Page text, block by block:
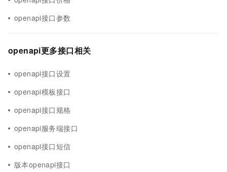
openapi接口参数
openapi更多接口相关
openapi接口设置
openapi模板接口
openapi接口规格
openapi服务端接口
openapi接口短信
版本openapi接口